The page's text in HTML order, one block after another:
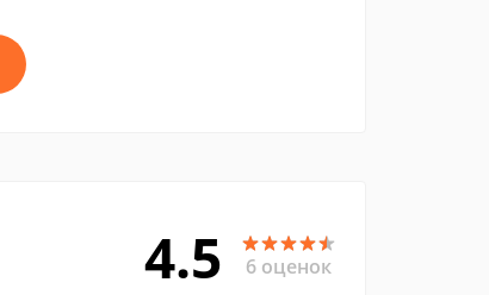
4.5 6 оценок